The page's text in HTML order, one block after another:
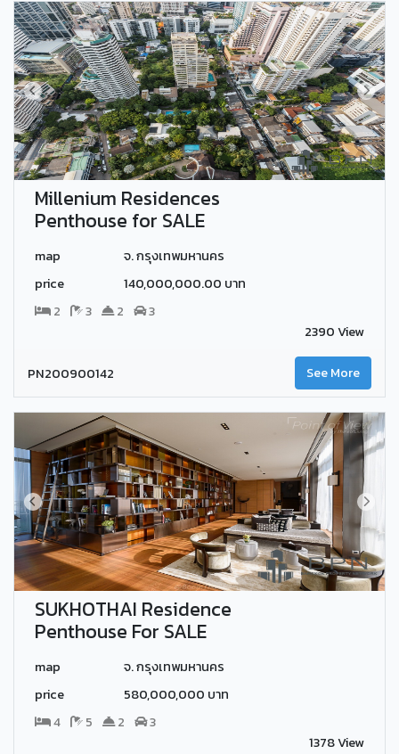
Millenium Residences
Penthouse for SALE
map
จ. กรุงเทพมหานคร
price
140,000,000.00 บาท
2
3 2
3
2390 View
PN200900142 See More
SUKHOTHAI Residence
Penthouse For SALE
map
จ. กรุงเทพมหานคร
price
580,000,000 บาท
4
5 2
3
1378 View